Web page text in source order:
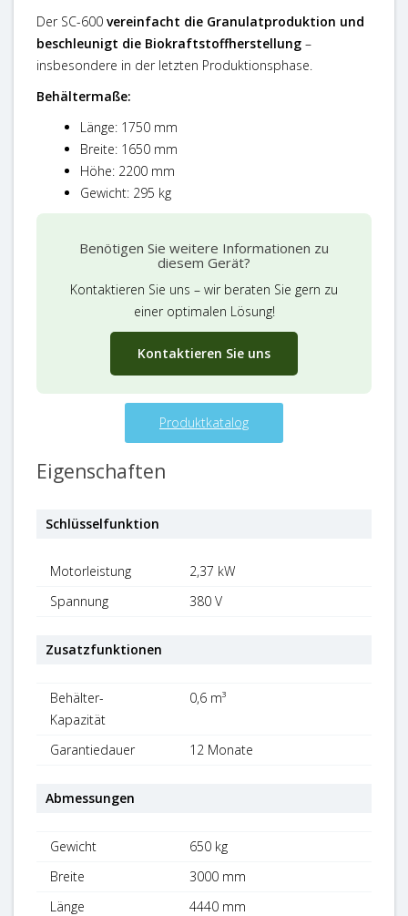
Der SC-600 vereinfacht die Granulatproduktion und
beschleunigt die Biokraftstoffherstellung –
insbesondere in der letzten Produktionsphase.
Behältermaße:
Länge: 1750 mm
Breite: 1650 mm
Höhe: 2200 mm
Gewicht: 295 kg
Benötigen Sie weitere Informationen zu
diesem Gerät?
Kontaktieren Sie uns – wir beraten Sie gern zu
einer optimalen Lösung!
Kontaktieren Sie uns
Produktkatalog
Eigenschaften
Schlüsselfunktion
Motorleistung
2,37 kW
Spannung
380 V
Zusatzfunktionen
Behälter-
Kapazität
0,6 m³
Garantiedauer 12 Monate
Abmessungen
Gewicht
650 kg
Breite
3000 mm
Länge
4440 mm